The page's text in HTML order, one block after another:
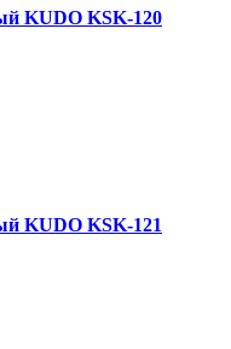
KUDO KSK-120
KUDO KSK-121